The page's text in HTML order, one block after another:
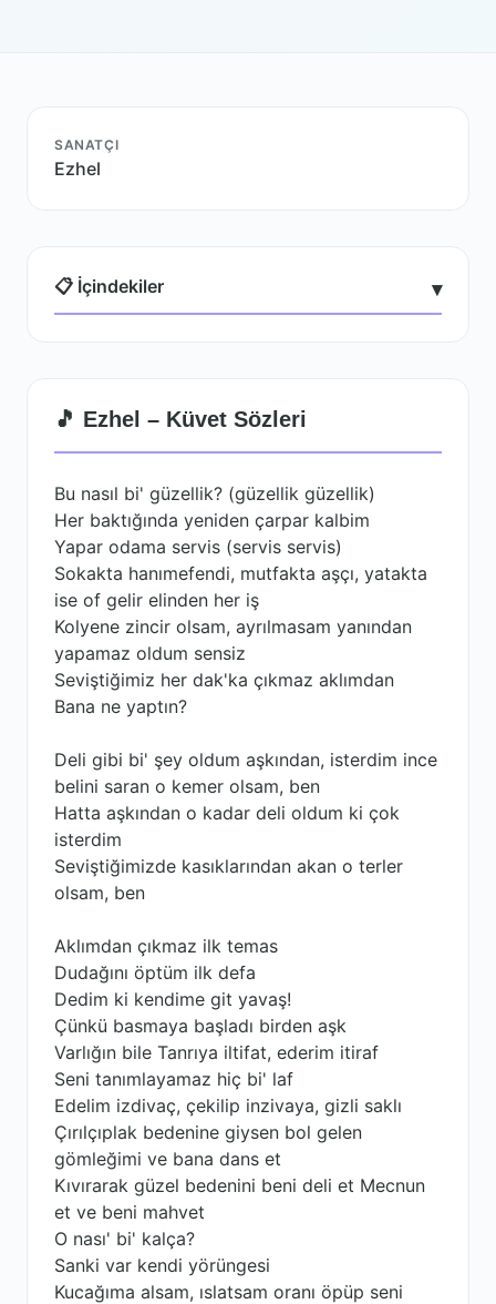
SANATÇI
Ezhel
📋 İçindekiler ▾
🎵 Ezhel – Küvet Sözleri
Bu nasıl bi' güzellik? (güzellik güzellik)
Her baktığında yeniden çarpar kalbim
Yapar odama servis (servis servis)
Sokakta hanımefendi, mutfakta aşçı, yatakta
ise of gelir elinden her iş
Kolyene zincir olsam, ayrılmasam yanından
yapamaz oldum sensiz
Seviştiğimiz her dak'ka çıkmaz aklımdan
Bana ne yaptın?
Deli gibi bi' şey oldum aşkından, isterdim ince
belini saran o kemer olsam, ben
Hatta aşkından o kadar deli oldum ki çok
isterdim
Seviştiğimizde kasıklarından akan o terler
olsam, ben
Aklımdan çıkmaz ilk temas
Dudağını öptüm ilk defa
Dedim ki kendime git yavaş!
Çünkü basmaya başladı birden aşk
Varlığın bile Tanrıya iltifat, ederim itiraf
Seni tanımlayamaz hiç bi' laf
Edelim izdivaç, çekilip inzivaya, gizli saklı
Çırılçıplak bedenine giysen bol gelen
gömleğimi ve bana dans et
Kıvırarak güzel bedenini beni deli et Mecnun
et ve beni mahvet
O nası' bi' kalça?
Sanki var kendi yörüngesi
Kucağıma alsam, ıslatsam oranı öpüp seni